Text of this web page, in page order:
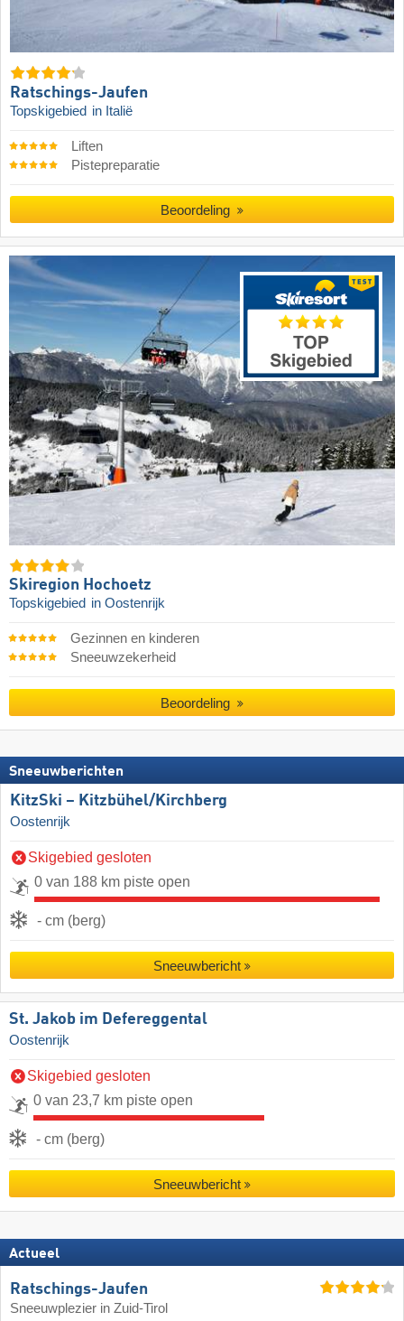
Ratschings-Jaufen
Topskigebied in Italië
Liften
Pistepreparatie
Beoordeling
Skiregion Hochoetz
Topskigebied in Oostenrijk
Gezinnen en kinderen
Sneeuwzekerheid
Beoordeling
Sneeuwberichten
KitzSki – Kitzbühel/​Kirchberg
Oostenrijk
Skigebied gesloten
0 van 188 km piste open
- cm (berg)
Sneeuwbericht
St. Jakob im Defereggental
Oostenrijk
Skigebied gesloten
0 van 23,7 km piste open
- cm (berg)
Sneeuwbericht
Actueel
Ratschings-Jaufen
Sneeuwplezier in Zuid-Tirol